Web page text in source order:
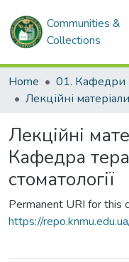
Communities &
Collections
Home 01. Кафедри
Лекційні
Кафедра
стоматології
Permanent URI for this
https://